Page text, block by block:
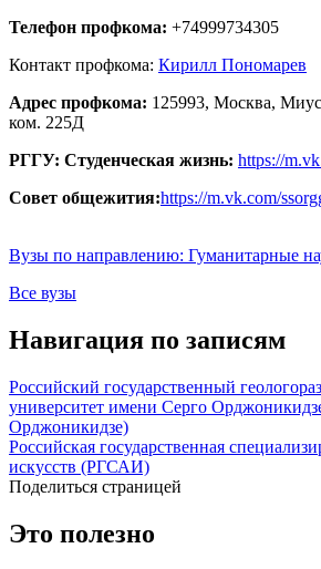
Телефон профкома: +74999734305
Контакт профкома: Кирилл Пономарев
Адрес профкома: 125993, Москва,
ком. 225Д
РГГУ: Студенческая жизнь: https://
Совет общежития:https://m.vk.com/
Вузы по направлению: Гуманитарные
Все вузы
Навигация по записям
Российский государственный
университет имени Серго
Орджоникидзе)
Российская государственная
искусств (РГСАИ)
Поделиться страницей
Это полезно